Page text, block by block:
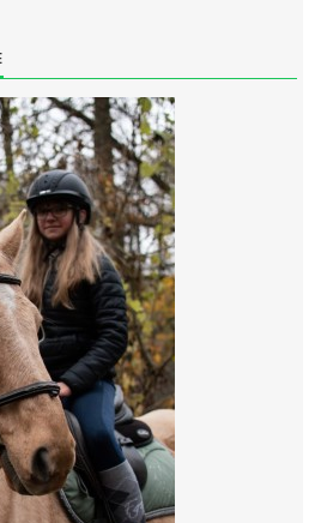
PRO TY KTEŘÍ SE
BRIGÁDU
NEBUDE
JEZDECTVÍ NENÍ
ZA DOTACI V ROCE 2023
VE STÁJI. PRO BLIŽŠÍ INFO